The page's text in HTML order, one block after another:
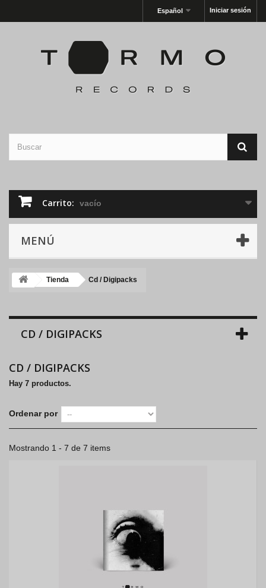
Iniciar sesión
Español
Carrito: vacío
MENÚ
Tienda Cd / Digipacks
CD / DIGIPACKS
CD / DIGIPACKS
Hay 7 productos.
Ordenar por
Mostrando 1 - 7 de 7 items